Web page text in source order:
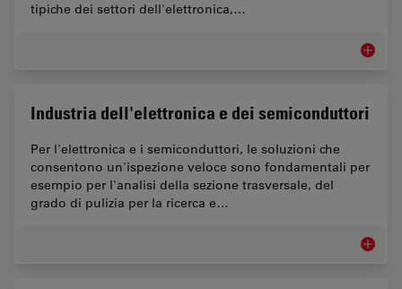
tipiche dei settori dell'elettronica,…
Industria dell'elettronica e dei semiconduttori
Per l'elettronica e i semiconduttori, le soluzioni che
consentono un'ispezione veloce sono fondamentali per
esempio per l'analisi della sezione trasversale, del
grado di pulizia per la ricerca e…